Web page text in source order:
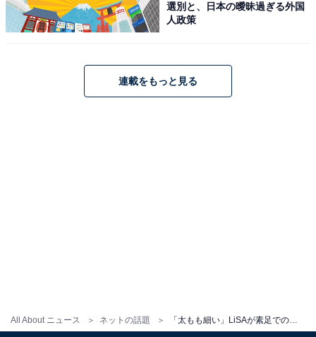
All About ニュース ネットの話題 「太もも細い」LiSAが素足でのショートパンツコーデを披露で「さむい！ さむい！ さむい！」
選別と、日本の曖昧過ぎる外国
人政策
連載をもっと見る